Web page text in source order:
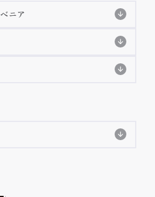
ニア
ニア
ニア特設ページ
ス矯正(審美矯正)